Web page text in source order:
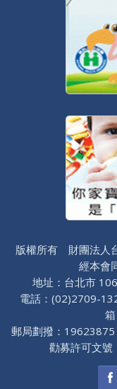
版權所有 財團法人
經本會
地址：台北市
電話：(02)2709-
郵局劃撥：
勸募許可文